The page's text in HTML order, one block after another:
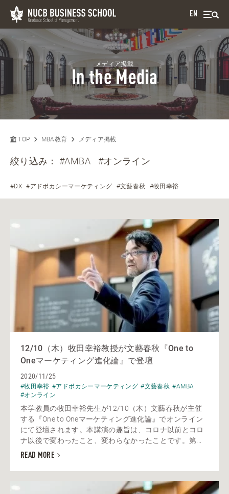
EN
メディア掲載
In the Media
TOP MBA教育 メディア掲載
絞り込み：#AMBA #オンライン
#DX #アドボカシーマーケティング #文藝春秋 #牧田幸裕
12/10（木）牧田幸裕教授が文藝春秋『One to
Oneマーケティング進化論』で登壇
2020/11/25
#牧田幸裕 #アドボカシーマーケティング #文藝春秋 #AMBA
#オンライン
本学教員の牧田幸裕先生が12/10（木）文藝春秋が主催
する『One to Oneマーケティング進化論』でオンライン
にて登壇されます。本講演の趣旨は、コロナ以前とコロ
ナ以後で変わったこと、変わらなかったことです。第...
READ MORE